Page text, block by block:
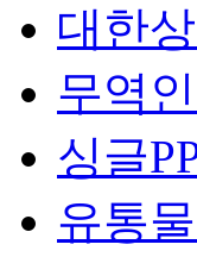
대한
무역
싱글
유통